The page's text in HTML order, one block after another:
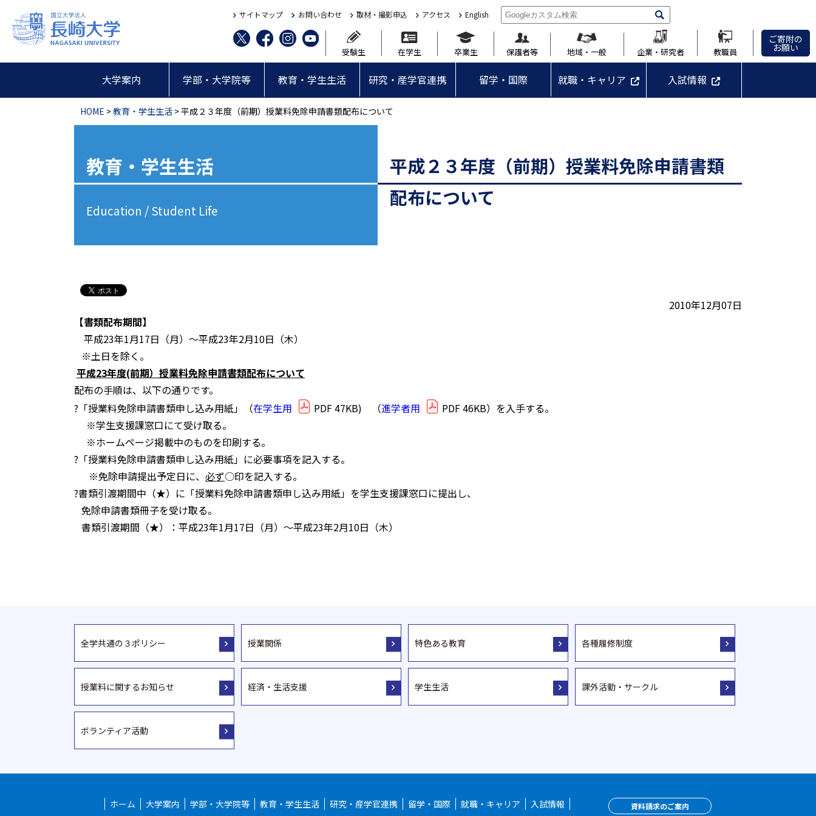
サイトマップ お問い合わせ 取材・撮影申込 アクセス English
受験生 在学生 卒業生 保護者等 地域・一般 企業・研究者 教職員
ご寄附の
お願い
大学案内 学部・大学院等 教育・学生生活 研究・産学官連携 留学・国際 就職・キャリア 入試情報
HOME >教育・学生生活 > 平成２３年度（前期）授業料免除申請書類配布について
教育・学生生活
Education / Student Life
平成２３年度（前期）授業料免除申請書類
配布について
2010年12月07日
【書類配布期間】
平成23年1月17日（月）〜平成23年2月10日（木）
※土日を除く。
平成23年度(前期）授業料免除申請書類配布について
配布の手順は、以下の通りです。
?「授業料免除申請書類申し込み用紙」（在学生用 PDF 47KB) （進学者用
PDF 46KB）を入手する。
※学生支援課窓口にて受け取る。
※ホームページ掲載中のものを印刷する。
?「授業料免除申請書類申し込み用紙」に必要事項を記入する。
※免除申請提出予定日に、 必ず○印を記入する。
?書類引渡期間中（★）に「授業料免除申請書類申し込み用紙」を学生支援課窓口に提出し、
免除申請書類冊子を受け取る。
書類引渡期間（★）：平成23年1月17日（月）〜平成23年2月10日（木）
全学共通の３ポリシー 授業関係 特色ある教育 各種履修制度
授業料に関するお知らせ 経済・生活支援 学生生活 課外活動・サークル
ボランティア活動
ホーム 大学案内 学部・大学院等 教育・学生生活 研究・産学官連携 留学・国際 就職・キャリア 入試情報 資料請求のご案内